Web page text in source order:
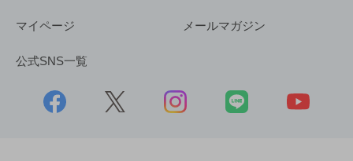
マイページ メールマガジン
公式SNS一覧